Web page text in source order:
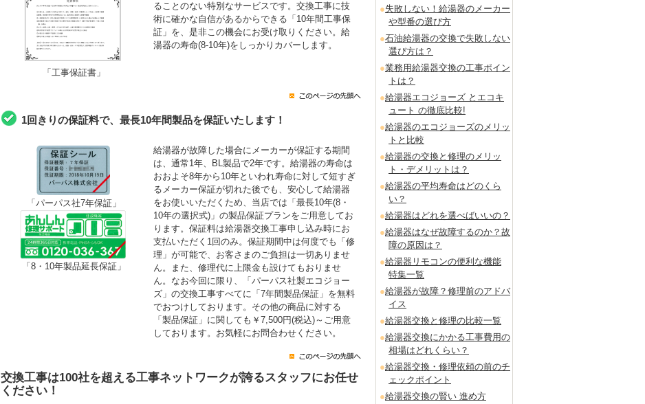
失敗しない！給湯器のメーカー
や型番の選び方
石油給湯器の交換で失敗しない
選び方は？
業務用給湯器交換の工事ポイン
トは？
給湯器エコジョーズ とエコキ
ュート の徹底比較!
給湯器のエコジョーズのメリッ
トと比較
給湯器の交換と修理のメリッ
ト・デメリットは？
給湯器の平均寿命はどのくら
い？
給湯器はどれを選べばいいの？
給湯器はなぜ故障するのか？故
障の原因は？
給湯器リモコンの便利な機能
特集一覧
給湯器が故障？修理前のアドバ
イス
給湯器交換と修理の比較一覧
給湯器交換にかかる工事費用の
相場はどれくらい？
給湯器交換・修理依頼の前のチ
ェックポイント
給湯器交換の賢い 進め方
「工事保証書」
ることのない特別なサービスです。交換工事に技
術に確かな自信があるからできる「10年間工事保
証」を、是非この機会にお受け取りください。給
湯器の寿命(8-10年)をしっかりカバーします。
1回きりの保証料で、最長10年間製品を保証いたします！
「パーパス社7年保証」
「8・10年製品延長保証」
給湯器が故障した場合にメーカーが保証する期間
は、通常1年、BL製品で2年です。給湯器の寿命は
おおよそ8年から10年といわれ寿命に対して短すぎ
るメーカー保証が切れた後でも、安心して給湯器
をお使いいただくため、当店では「最長10年(8・
10年の選択式)」の製品保証プランをご用意してお
ります。保証料は給湯器交換工事申し込み時にお
支払いただく1回のみ。保証期間中は何度でも「修
理」が可能で、お客さまのご負担は一切ありませ
ん。また、修理代に上限金も設けてもおりませ
ん。なお今回に限り、「パーパス社製エコジョー
ズ」の交換工事すべてに「7年間製品保証」を無料
でおつけしております。その他の商品に対する
「製品保証」に関しても￥7,500円(税込)～ご用意
しております。お気軽にお問合わせください。
交換工事は100社を超える工事ネットワークが誇るスタッフにお任せ
ください！